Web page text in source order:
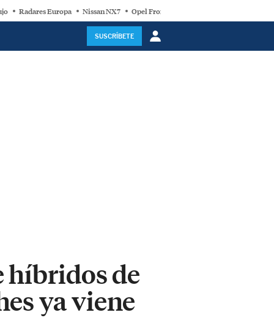
Radares Europa Nissan NX7 Opel Frontera Electric
SUSCRÍBETE
híbridos de
ya viene